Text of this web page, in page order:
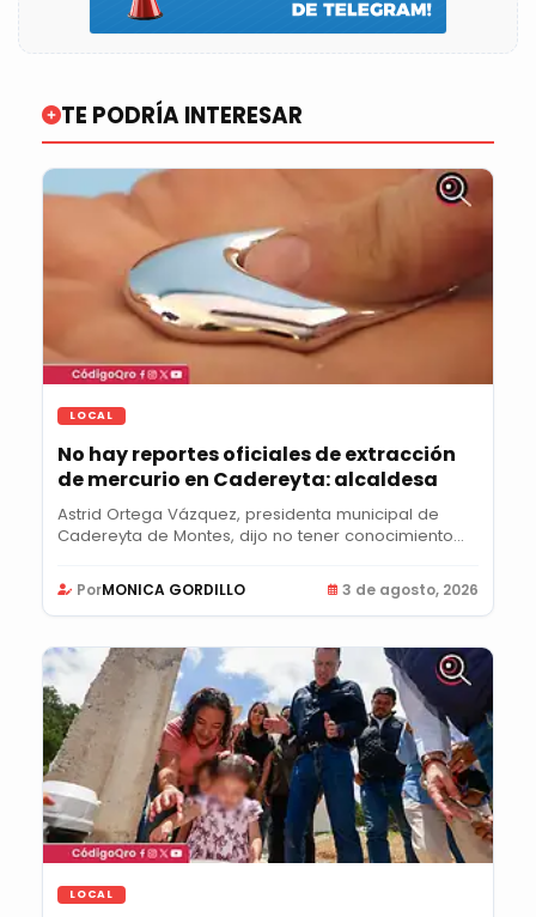
TE PODRÍA INTERESAR
LOCAL
No hay reportes oficiales de extracción
de mercurio en Cadereyta: alcaldesa
Astrid Ortega Vázquez, presidenta municipal de
Cadereyta de Montes, dijo no tener conocimiento...
PorMONICA GORDILLO 3 de agosto, 2026
LOCAL